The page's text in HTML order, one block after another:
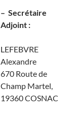
– Secrétaire
Adjoint :
LEFEBVRE
Alexandre
670 Route de
Champ Martel,
19360 COSNAC